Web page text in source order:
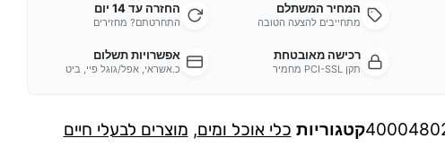
המחיר המשתלם
מתחייבים להצעה הטובה
החזרה עד 14 יום
התחרטתם? מחזירים
רכישה מאובטחת
תקן PCI-SSL מחמיר
אפשרויות תשלום
כ.אשראי, אפל/גוגל פיי, ביט
קטגוריות כלי אוכל ומים, מוצרים לבעלי חיים